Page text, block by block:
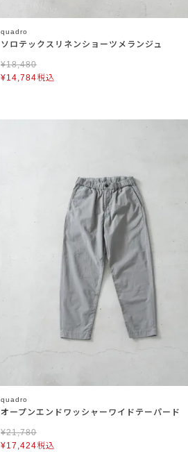
quadro
ソロテックスリネンショーツメランジュ
¥18,480
¥14,784税込
quadro
オープンエンドワッシャーワイドテーパード
¥21,780
¥17,424税込